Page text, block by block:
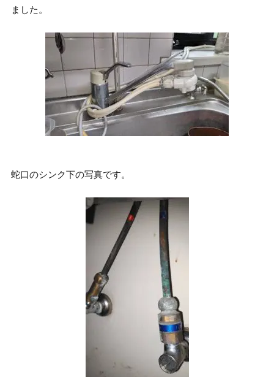
ました。
蛇口のシンク下の写真です。